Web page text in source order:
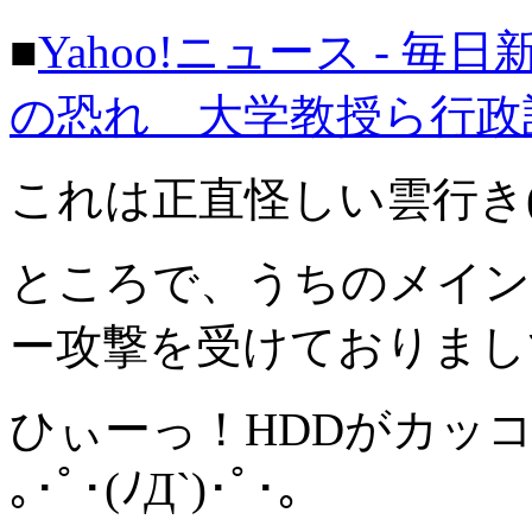
■Yahoo!ニュース - 毎日
の恐れ 大学教授ら行政
これは正直怪しい雲行き
ところで、うちのメイ
ー攻撃を受けておりま
ひぃーっ！HDDがカッ
｡･ﾟ･(ﾉД`)･ﾟ･。